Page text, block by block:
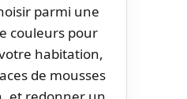
parmi une
couleurs pour
habitation,
de mousses